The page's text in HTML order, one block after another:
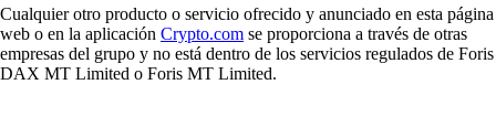
Cualquier otro producto o servicio ofrecido y anunciado en esta página
web o en la aplicación Crypto.com se proporciona a través de otras
empresas del grupo y no está dentro de los servicios regulados de Foris
DAX MT Limited o Foris MT Limited.